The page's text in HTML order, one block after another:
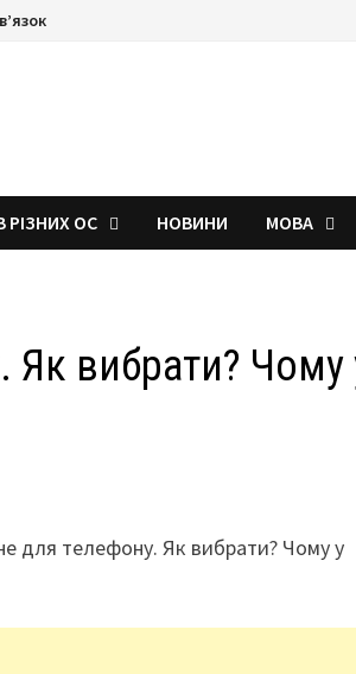
РІЗНИХ ОС НОВИНИ МОВА
Як вибрати? Чому
для телефону. Як вибрати? Чому у